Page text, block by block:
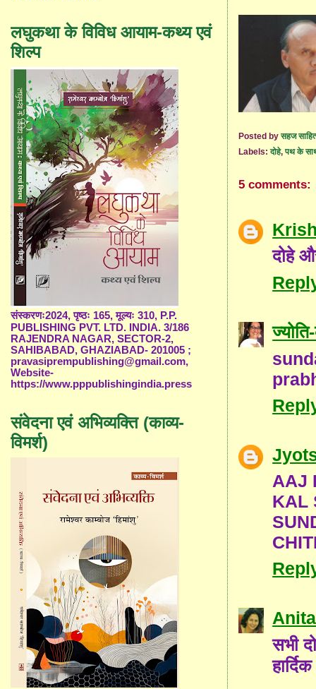
Posted byसहज
Labels:दोहे,पथ के
5 comments:
दोहे
AAJ
KAL
सभी
लघुकथा के विविध आयाम-कथ्य एवं
शिल्प
संस्करणः2024, पृष्ठः 165, मूल्यः 310, P.P.
PUBLISHING PVT. LTD. INDIA. 3/186
RAJENDRA NAGAR, SECTOR-2,
SAHIBABAD, GHAZIABAD- 201005 ;
pravasiprempublishing@gmail.com,
Website-
https://www.pppublishingindia.press
संवेदना एवं अभिव्यक्ति (काव्य-
विमर्श)